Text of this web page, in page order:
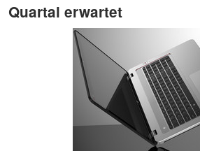
Quartal erwartet